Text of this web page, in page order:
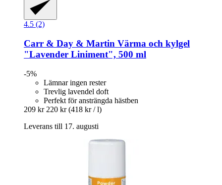
4.5 (2)
Carr & Day & Martin Värma och kylgel
"Lavender Liniment", 500 ml
-5%
Lämnar ingen rester
Trevlig lavendel doft
Perfekt för ansträngda hästben
209 kr 220 kr (418 kr / l)
Leverans till 17. augusti